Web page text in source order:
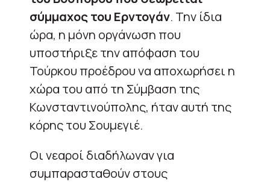
σύμμαχος του Ερντογάν. Την ίδια
ώρα, η μόνη οργάνωση που
υποστήριξε την απόφαση του
Τούρκου προέδρου να αποχωρήσει η
χώρα του από τη Σύμβαση της
Κωνσταντινούπολης, ήταν αυτή της
κόρης του Σουμεγιέ.
Οι νεαροί διαδήλωναν για
συμπαρασταθούν στους